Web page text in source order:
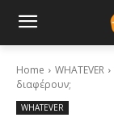
Home WHATEVER
διαφέρουν;
WHATEVER